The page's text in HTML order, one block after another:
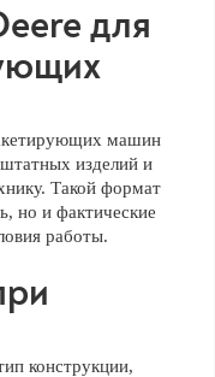
для
машин
штатных изделий и
Такой формат
но и фактические
работы.
конструкции,